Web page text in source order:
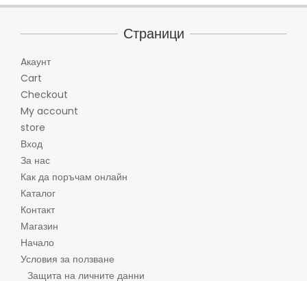
Страници
Aкаунт
Cart
Checkout
My account
store
Вход
За нас
Как да поръчам онлайн
Каталог
Контакт
Магазин
Начало
Условия за ползване
Защита на личните данни